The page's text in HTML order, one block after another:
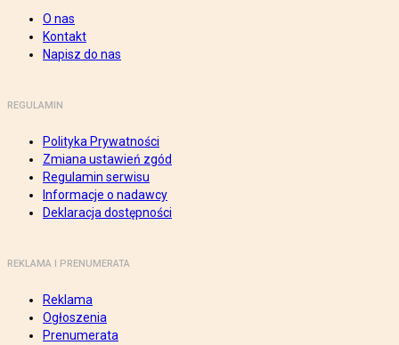
O nas
Kontakt
Napisz do nas
REGULAMIN
Polityka Prywatności
Zmiana ustawień zgód
Regulamin serwisu
Informacje o nadawcy
Deklaracja dostępności
REKLAMA I PRENUMERATA
Reklama
Ogłoszenia
Prenumerata